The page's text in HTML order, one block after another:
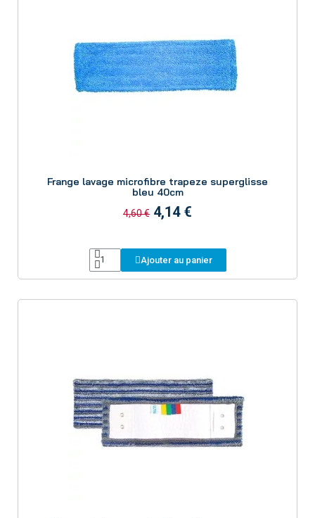
Frange lavage microfibre trapeze superglisse
bleu 40cm
4,60 € 4,14 €
Ajouter au panier